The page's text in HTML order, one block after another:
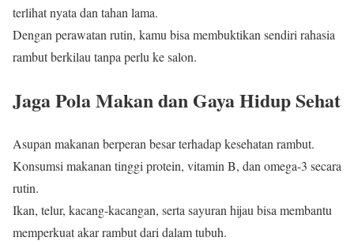
terlihat nyata dan tahan lama.
Dengan perawatan rutin, kamu bisa membuktikan sendiri rahasia
rambut berkilau tanpa perlu ke salon.
Jaga Pola Makan dan Gaya Hidup Sehat
Asupan makanan berperan besar terhadap kesehatan rambut.
Konsumsi makanan tinggi protein, vitamin B, dan omega-3 secara
rutin.
Ikan, telur, kacang-kacangan, serta sayuran hijau bisa membantu
memperkuat akar rambut dari dalam tubuh.